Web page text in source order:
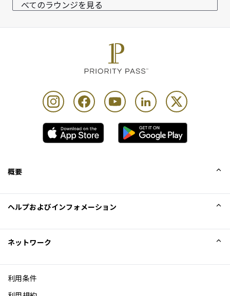
べてのラウンジを見る
概要
Excellence Awards
ブログ
ヘルプおよびインフォメーション
ネットワーク
利用条件